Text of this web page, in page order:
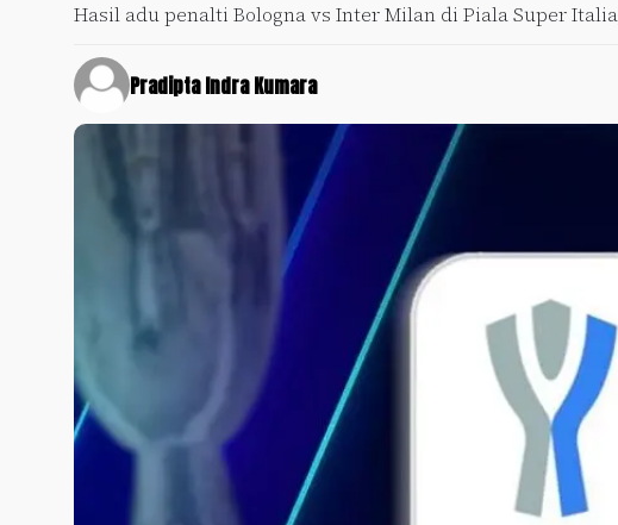
Hasil adu penalti Bologna vs Inter Milan di Piala Super
Pradipta Indra Kumara
Indonesia
Disclaimer
Tentang
Kami